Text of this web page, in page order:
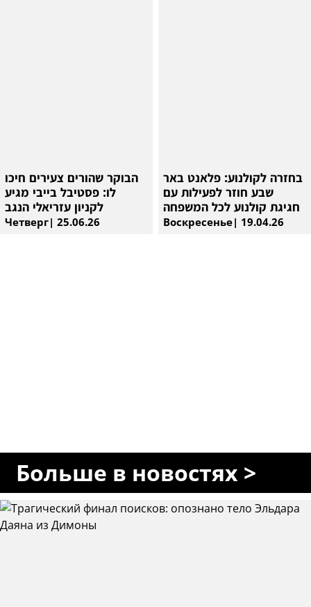
הבוקר שהורים צעירים חיכו
לו: פסטיבל בייבי מגיע
לקניון עזריאלי הנגב
Четверг| 25.06.26
בחזרה לקולנוע: פלאנט באר
שבע חוזר לפעילות עם
חגיגת קולנוע לכל המשפחה
Воскресенье| 19.04.26
Больше в новостях >